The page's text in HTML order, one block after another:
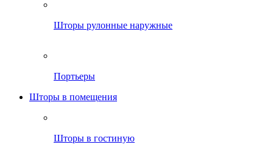
Шторы рулонные наружные
Портьеры
Шторы в помещения
Шторы в гостиную